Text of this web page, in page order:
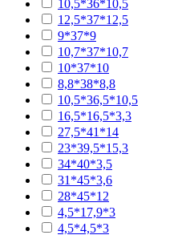
10,5*36*10,5
12,5*37*12,5
9*37*9
10,7*37*10,7
10*37*10
8,8*38*8,8
10,5*36,5*10,5
16,5*16,5*3,3
27,5*41*14
23*39,5*15,3
34*40*3,5
31*45*3,6
28*45*12
4,5*17,9*3
4,5*4,5*3